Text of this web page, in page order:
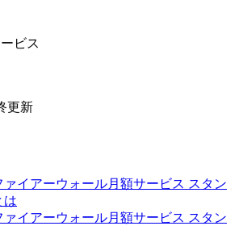
ビス
更新
ァイアーウォール月額サービス スタン
は
ァイアーウォール月額サービス スタン